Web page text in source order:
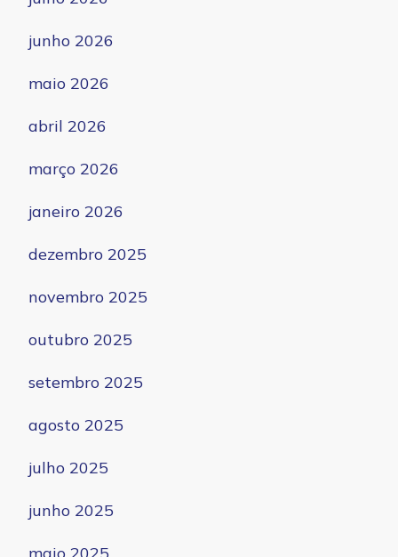
junho 2026
maio 2026
abril 2026
março 2026
janeiro 2026
dezembro 2025
novembro 2025
outubro 2025
setembro 2025
agosto 2025
julho 2025
junho 2025
maio 2025